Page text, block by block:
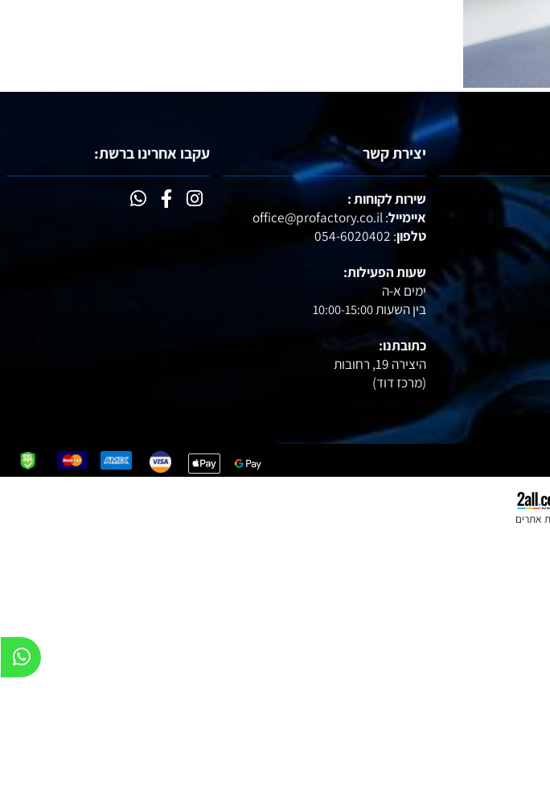
יצירת קשר
שירות לקוחות :
איימייל: office@profactory.co.il
טלפון: 054-6020402
שעות הפעילות:
ימים א-ה
בין השעות 10:00-15:00
כתובתנו: